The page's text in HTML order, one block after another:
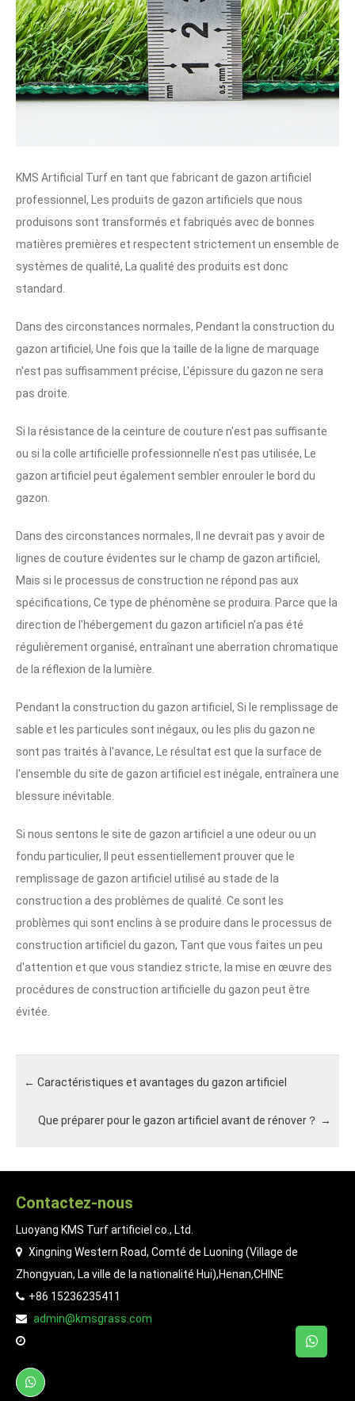
KMS Artificial Turf en tant que fabricant de gazon artificiel
professionnel, Les produits de gazon artificiels que nous
produisons sont transformés et fabriqués avec de bonnes
matières premières et respectent strictement un ensemble de
systèmes de qualité, La qualité des produits est donc
standard.
Dans des circonstances normales, Pendant la construction du
gazon artificiel, Une fois que la taille de la ligne de marquage
n'est pas suffisamment précise, L'épissure du gazon ne sera
pas droite.
Si la résistance de la ceinture de couture n'est pas suffisante
ou si la colle artificielle professionnelle n'est pas utilisée, Le
gazon artificiel peut également sembler enrouler le bord du
gazon.
Dans des circonstances normales, Il ne devrait pas y avoir de
lignes de couture évidentes sur le champ de gazon artificiel,
Mais si le processus de construction ne répond pas aux
spécifications, Ce type de phénomène se produira. Parce que la
direction de l'hébergement du gazon artificiel n'a pas été
régulièrement organisé, entraînant une aberration chromatique
de la réflexion de la lumière.
Pendant la construction du gazon artificiel, Si le remplissage de
sable et les particules sont inégaux, ou les plis du gazon ne
sont pas traités à l'avance, Le résultat est que la surface de
l'ensemble du site de gazon artificiel est inégale, entraînera une
blessure inévitable.
Si nous sentons le site de gazon artificiel a une odeur ou un
fondu particulier, Il peut essentiellement prouver que le
remplissage de gazon artificiel utilisé au stade de la
construction a des problèmes de qualité. Ce sont les
problèmes qui sont enclins à se produire dans le processus de
construction artificiel du gazon, Tant que vous faites un peu
d'attention et que vous standiez stricte, la mise en œuvre des
procédures de construction artificielle du gazon peut être
évitée.
← Caractéristiques et avantages du gazon artificiel
Que préparer pour le gazon artificiel avant de rénover？ →
Contactez-nous
Luoyang KMS Turf artificiel co., Ltd.
Xingning Western Road, Comté de Luoning (Village de
Zhongyuan, La ville de la nationalité Hui),Henan,CHINE
+86 15236235411
admin@kmsgrass.com